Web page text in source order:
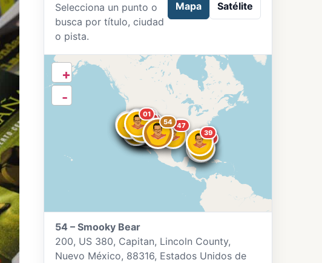
Selecciona un punto o
busca por título, ciudad
o pista.
Mapa Satélite
54 53
52
51
50
49
47
46
45
44
43
40
39
36
3226
23
20
19
1716
14
13 11
10
0807
04 03
01
+
-
54 – Smooky Bear
200, US 380, Capitan, Lincoln County,
Nuevo México, 88316, Estados Unidos de